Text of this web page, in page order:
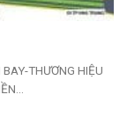
THƯƠNG HIỆU